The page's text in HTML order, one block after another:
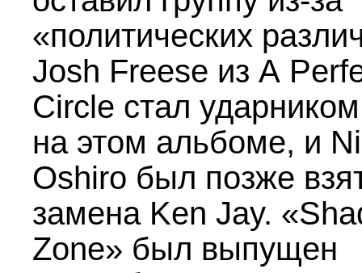
«политических
Josh Freese из A
Circle стал ударником
на этом альбоме, и
Oshiro был позже
замена Ken Jay.
Zone» был выпущен